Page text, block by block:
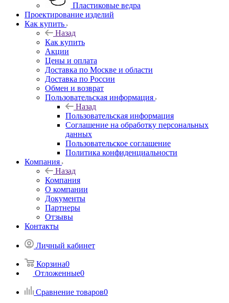
Пластиковые ведра
Проектирование изделий
Как купить
Назад
Как купить
Акции
Цены и оплата
Доставка по Москве и области
Доставка по России
Обмен и возврат
Пользовательская информация
Назад
Пользовательская информация
Соглашение на обработку персональных
данных
Пользовательское соглашение
Политика конфиденциальности
Компания
Назад
Компания
О компании
Документы
Партнеры
Отзывы
Контакты
Личный кабинет
Корзина0
Отложенные0
Сравнение товаров0